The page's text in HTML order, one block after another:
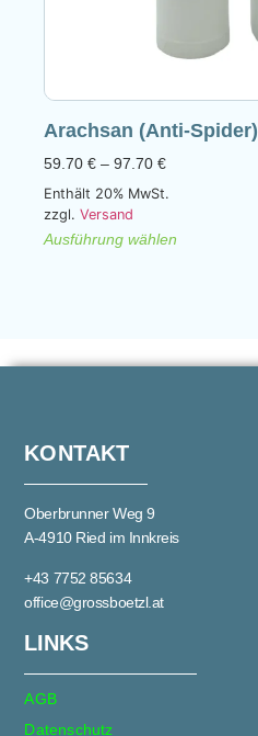
Arachsan (Anti-Spider)
59.70 € – 97.70 €
Enthält 20% MwSt.
zzgl. Versand
Ausführung wählen
LINKS
AGB
Datenschutz
KONTAKT
Oberbrunner Weg 9
A-4910 Ried im Innkreis
+43 7752 85634
office@grossboetzl.at